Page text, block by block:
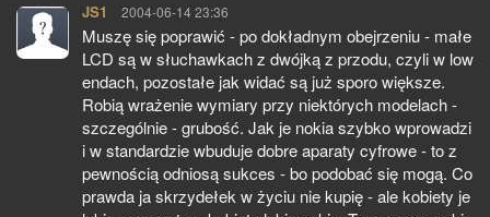
JS1 pisze:
2004-06-14 23:36
Muszę się poprawić - po dokładnym obejrzeniu - małe
LCD są w słuchawkach z dwójką z przodu, czyli w low
endach, pozostałe jak widać są już sporo większe.
Robią wrażenie wymiary przy niektórych modelach -
szczególnie - grubość. Jak je nokia szybko wprowadzi
i w standardzie wbuduje dobre aparaty cyfrowe - to z
pewnością odniosą sukces - bo podobać się mogą. Co
prawda ja skrzydełek w życiu nie kupię - ale kobiety je